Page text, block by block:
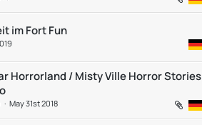
im Fort Fun
Horrorland / Misty Ville Horror Stories
May 31st 2018